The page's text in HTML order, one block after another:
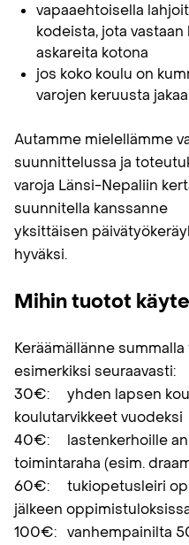
vapaaehtoisella
kodeista, jota
askareita kotona
jos koko koulu on
varojen keruusta
Autamme mielellämme
suunnittelussa ja
varoja Länsi-Nepaliin
suunnitella kanssanne
yksittäisen
hyväksi.
Mihin tuotot
Keräämällänne
esimerkiksi seuraavasti:
30€: yhden lapsen
koulutarvikkeet vuodeksi
40€: lastenkerhoille
toimintaraha (esim.
60€: tukiopetusleiri
jälkeen
100€: vanhempainilta